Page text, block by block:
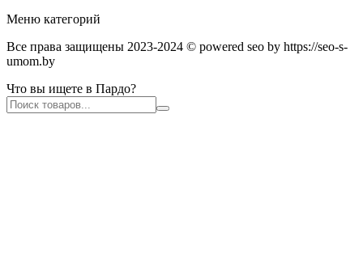
Меню категорий
Все права защищены 2023-2024 © powered seo by https://seo-s-
umom.by
Что вы ищете в Пардо?